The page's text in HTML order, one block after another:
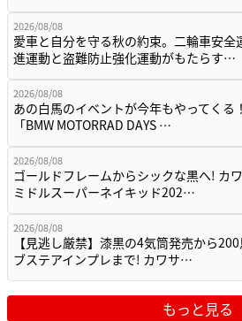
2026/08/08
愛車と自分を守る秋の約束。二輪車安全
進運動と盗難防止強化運動がもたらす…
2026/08/08
あの白馬のイベントが今年もやってくる！
「BMW MOTORRAD DAYS …
2026/08/08
ゴールドフレームからシックな黒へ! カ
ミドルスーパーネイキッド202…
2026/08/08
【見逃し厳禁】漆黒の4気筒発売から
ブステアインプレまで! カワサ…
もっと見る